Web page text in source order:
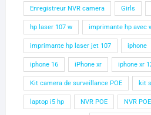
Enregistreur NVR camera Girls
hp laser 107 w imprimante hp avec
imprimante hp laser jet 107 iphone
iphone 16 iPhone xr iphone xr
Kit camera de surveillance POE kit
laptop i5 hp NVR POE NVR